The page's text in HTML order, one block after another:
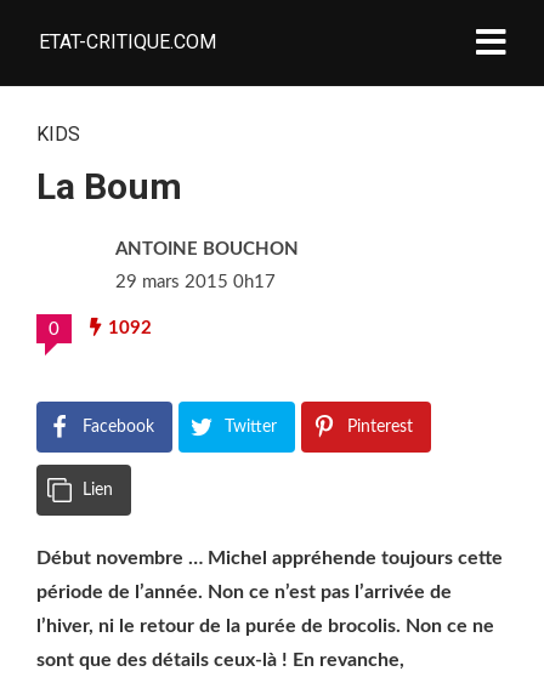
ETAT-CRITIQUE.COM
KIDS
La Boum
ANTOINE BOUCHON
29 mars 2015 0h17
0 1092
Facebook Twitter Pinterest
Lien
Début novembre … Michel appréhende toujours cette
période de l’année. Non ce n’est pas l’arrivée de
l’hiver, ni le retour de la purée de brocolis. Non ce ne
sont que des détails ceux-là ! En revanche,